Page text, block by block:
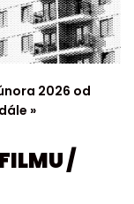
2026 od
»
/